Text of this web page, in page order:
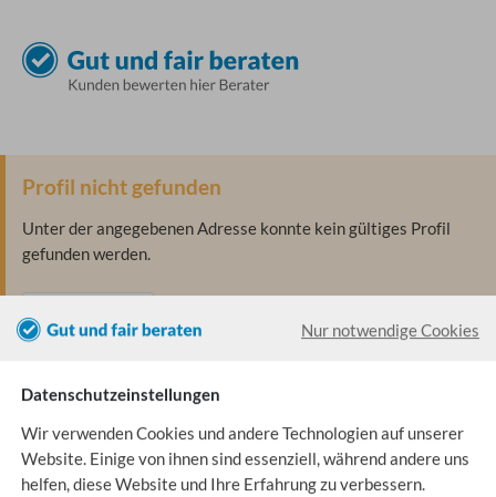
Profil nicht gefunden
Unter der angegebenen Adresse konnte kein gültiges Profil
gefunden werden.
Nur notwendige Cookies
Datenschutzeinstellungen
Wir verwenden Cookies und andere Technologien auf unserer
Website. Einige von ihnen sind essenziell, während andere uns
helfen, diese Website und Ihre Erfahrung zu verbessern.